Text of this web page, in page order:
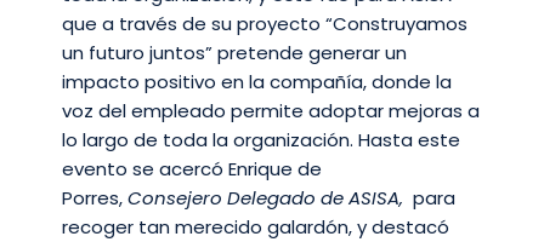
que a través de su proyecto “Construyamos
un futuro juntos” pretende generar un
impacto positivo en la compañía, donde la
voz del empleado permite adoptar mejoras a
lo largo de toda la organización. Hasta este
evento se acercó Enrique de
Porres,Consejero Delegado de ASISA, para
recoger tan merecido galardón, y destacó